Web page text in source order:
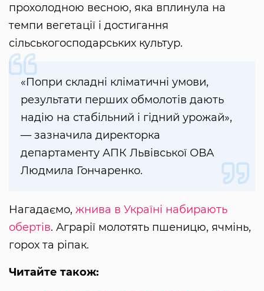
прохолодною весною, яка вплинула на
темпи вегетації і достигання
сільськогосподарських культур.
«Попри складні кліматичні умови,
результати перших обмолотів дають
надію на стабільний і гідний урожай»,
— зазначила директорка
департаменту АПК Львівської ОВА
Людмила Гончаренко.
Нагадаємо, жнива в Україні набирають
обертів. Аграрії молотять пшеницю, ячмінь,
горох та ріпак.
Читайте також: